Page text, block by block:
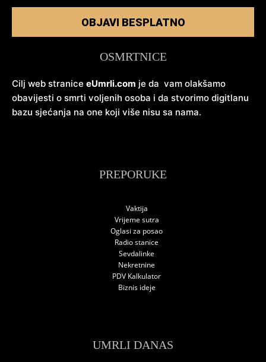
OBJAVI BESPLATNO
OSMRTNICE
Cilj web stranice eUmrli.com je da vam olakšamo
obavijesti o smrti voljenih osoba i da stvorimo digitlanu
bazu sjećanja na one koji više nisu sa nama.
PREPORUKE
Vaktija
Vrijeme sutra
Oglasi za posao
Radio stanice
Sevdalinke
Nekretnine
PDV Kalkulator
Biznis ideje
UMRLI DANAS